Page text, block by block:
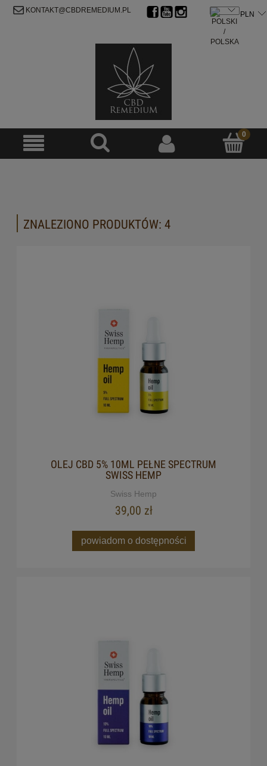
KONTAKT@CBDREMEDIUM.PL
ZNALEZIONO PRODUKTÓW: 4
OLEJ CBD 5% 10ML PEŁNE SPECTRUM
SWISS HEMP
Swiss Hemp
39,00 zł
powiadom o dostępności